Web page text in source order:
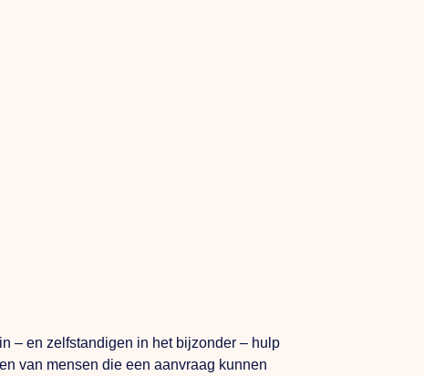
– en zelfstandigen in het bijzonder – hulp
van mensen die een aanvraag kunnen